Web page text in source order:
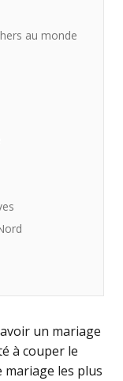
au monde
un mariage
à couper le
les plus